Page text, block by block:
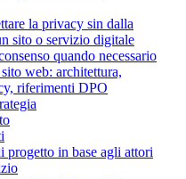
la privacy sin dalla
sito o servizio digitale
quando necessario
web: architettura,
riferimenti DPO
progetto in base agli attori